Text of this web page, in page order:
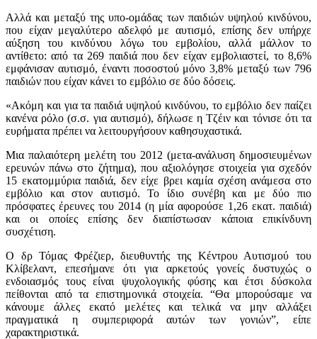
Αλλά και μεταξύ της υπο-ομάδας των παιδιών υψηλού κινδύνου,
που είχαν μεγαλύτερο αδελφό με αυτισμό, επίσης δεν υπήρχε
αύξηση του κινδύνου λόγω του εμβολίου, αλλά μάλλον το
αντίθετο: από τα 269 παιδιά που δεν είχαν εμβολιαστεί, το 8,6%
εμφάνισαν αυτισμό, έναντι ποσοστού μόνο 3,8% μεταξύ των 796
παιδιών που είχαν κάνει το εμβόλιο σε δύο δόσεις.
«Ακόμη και για τα παιδιά υψηλού κινδύνου, το εμβόλιο δεν παίζει
κανένα ρόλο (σ.σ. για αυτισμό), δήλωσε η Τζέιν και τόνισε ότι τα
ευρήματα πρέπει να λειτουργήσουν καθησυχαστικά.
Μια παλαιότερη μελέτη του 2012 (μετα-ανάλυση δημοσιευμένων
ερευνών πάνω στο ζήτημα), που αξιολόγησε στοιχεία για σχεδόν
15 εκατομμύρια παιδιά, δεν είχε βρει καμία σχέση ανάμεσα στο
εμβόλιο και στον αυτισμό. Το ίδιο συνέβη και με δύο πιο
πρόσφατες έρευνες του 2014 (η μία αφορούσε 1,26 εκατ. παιδιά)
και οι οποίες επίσης δεν διαπίστωσαν κάποια επικίνδυνη
συσχέτιση.
Ο δρ Τόμας Φρέζιερ, διευθυντής της Κέντρου Αυτισμού του
Κλίβελαντ, επεσήμανε ότι για αρκετούς γονείς δυστυχώς ο
ενδοιασμός τους είναι ψυχολογικής φύσης και έτσι δύσκολα
πείθονται από τα επιστημονικά στοιχεία. “Θα μπορούσαμε να
κάνουμε άλλες εκατό μελέτες και τελικά να μην αλλάξει
πραγματικά η συμπεριφορά αυτών των γονιών”, είπε
χαρακτηριστικά.